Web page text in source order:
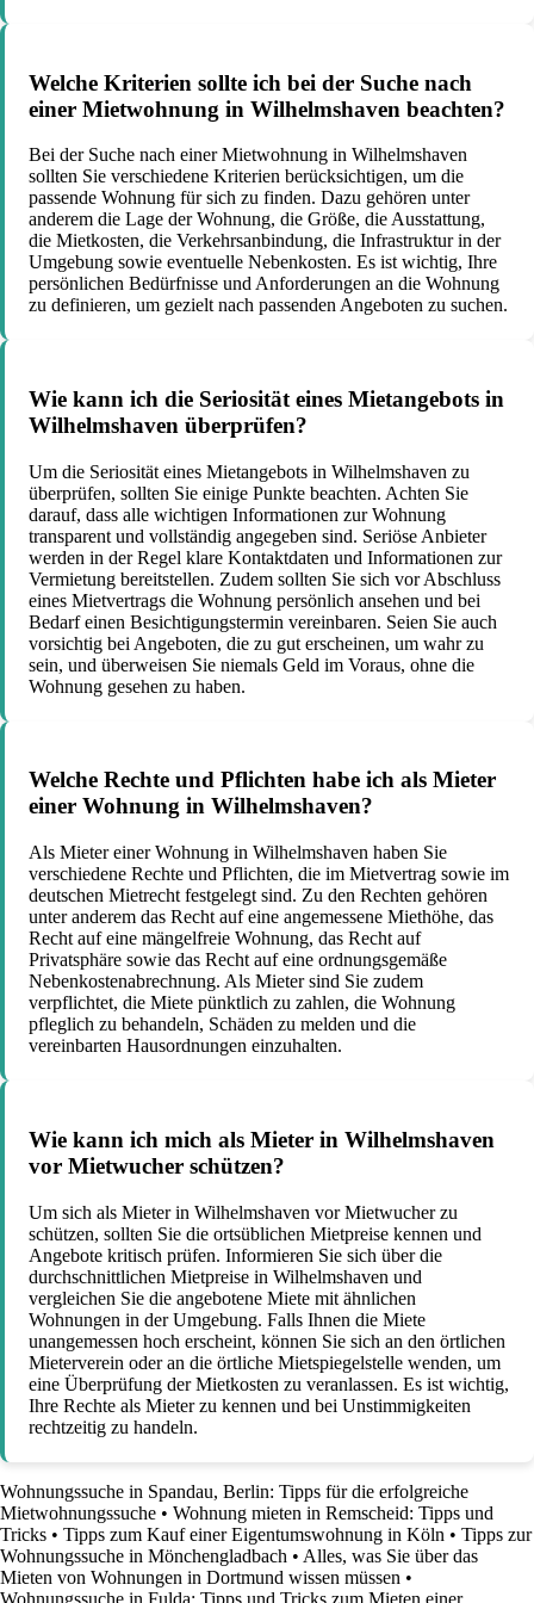
Welche Kriterien sollte ich bei der Suche nach
einer Mietwohnung in Wilhelmshaven beachten?
Bei der Suche nach einer Mietwohnung in Wilhelmshaven
sollten Sie verschiedene Kriterien berücksichtigen, um die
passende Wohnung für sich zu finden. Dazu gehören unter
anderem die Lage der Wohnung, die Größe, die Ausstattung,
die Mietkosten, die Verkehrsanbindung, die Infrastruktur in der
Umgebung sowie eventuelle Nebenkosten. Es ist wichtig, Ihre
persönlichen Bedürfnisse und Anforderungen an die Wohnung
zu definieren, um gezielt nach passenden Angeboten zu suchen.
Wie kann ich die Seriosität eines Mietangebots in
Wilhelmshaven überprüfen?
Um die Seriosität eines Mietangebots in Wilhelmshaven zu
überprüfen, sollten Sie einige Punkte beachten. Achten Sie
darauf, dass alle wichtigen Informationen zur Wohnung
transparent und vollständig angegeben sind. Seriöse Anbieter
werden in der Regel klare Kontaktdaten und Informationen zur
Vermietung bereitstellen. Zudem sollten Sie sich vor Abschluss
eines Mietvertrags die Wohnung persönlich ansehen und bei
Bedarf einen Besichtigungstermin vereinbaren. Seien Sie auch
vorsichtig bei Angeboten, die zu gut erscheinen, um wahr zu
sein, und überweisen Sie niemals Geld im Voraus, ohne die
Wohnung gesehen zu haben.
Welche Rechte und Pflichten habe ich als Mieter
einer Wohnung in Wilhelmshaven?
Als Mieter einer Wohnung in Wilhelmshaven haben Sie
verschiedene Rechte und Pflichten, die im Mietvertrag sowie im
deutschen Mietrecht festgelegt sind. Zu den Rechten gehören
unter anderem das Recht auf eine angemessene Miethöhe, das
Recht auf eine mängelfreie Wohnung, das Recht auf
Privatsphäre sowie das Recht auf eine ordnungsgemäße
Nebenkostenabrechnung. Als Mieter sind Sie zudem
verpflichtet, die Miete pünktlich zu zahlen, die Wohnung
pfleglich zu behandeln, Schäden zu melden und die
vereinbarten Hausordnungen einzuhalten.
Wie kann ich mich als Mieter in Wilhelmshaven
vor Mietwucher schützen?
Um sich als Mieter in Wilhelmshaven vor Mietwucher zu
schützen, sollten Sie die ortsüblichen Mietpreise kennen und
Angebote kritisch prüfen. Informieren Sie sich über die
durchschnittlichen Mietpreise in Wilhelmshaven und
vergleichen Sie die angebotene Miete mit ähnlichen
Wohnungen in der Umgebung. Falls Ihnen die Miete
unangemessen hoch erscheint, können Sie sich an den örtlichen
Mieterverein oder an die örtliche Mietspiegelstelle wenden, um
eine Überprüfung der Mietkosten zu veranlassen. Es ist wichtig,
Ihre Rechte als Mieter zu kennen und bei Unstimmigkeiten
rechtzeitig zu handeln.
Wohnungssuche in Spandau, Berlin: Tipps für die erfolgreiche
Mietwohnungssuche • Wohnung mieten in Remscheid: Tipps und
Tricks • Tipps zum Kauf einer Eigentumswohnung in Köln • Tipps zur
Wohnungssuche in Mönchengladbach • Alles, was Sie über das
Mieten von Wohnungen in Dortmund wissen müssen •
Wohnungssuche in Fulda: Tipps und Tricks zum Mieten einer